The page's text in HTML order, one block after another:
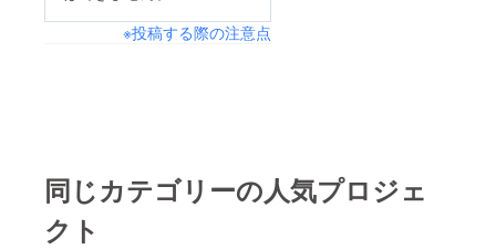
※投稿する際の注意点
同じカテゴリーの人気プロジェ
クト